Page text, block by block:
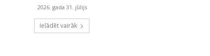
2026. gada 31. jūlijs
Ielādēt vairāk